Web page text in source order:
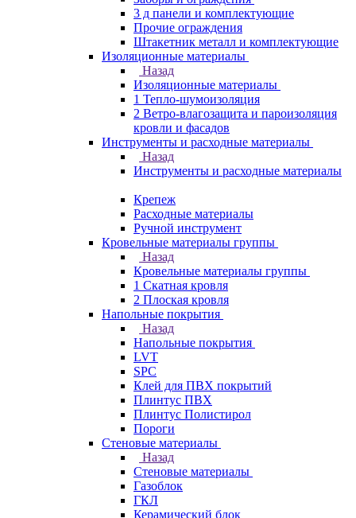
3 д панели и комплектующие
Прочие ограждения
Штакетник металл и комплектующие
Изоляционные материалы
Назад
Изоляционные материалы
1 Тепло-шумоизоляция
2 Ветро-влагозащита и пароизоляция
кровли и фасадов
Инструменты и расходные материалы
Назад
Инструменты и расходные материалы
Крепеж
Расходные материалы
Ручной инструмент
Кровельные материалы группы
Назад
Кровельные материалы группы
1 Скатная кровля
2 Плоская кровля
Напольные покрытия
Назад
Напольные покрытия
LVT
SPC
Клей для ПВХ покрытий
Плинтус ПВХ
Плинтус Полистирол
Пороги
Стеновые материалы
Назад
Стеновые материалы
Газоблок
ГКЛ
Керамический блок